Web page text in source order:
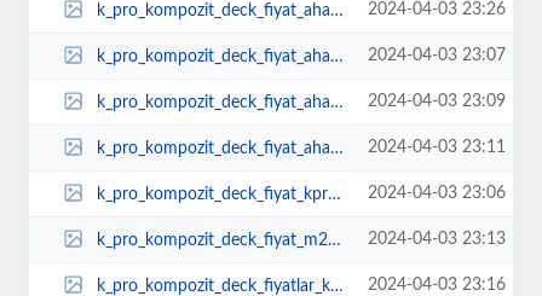
k_pro_kompozit_deck_fiyat_ahap_deck_fiyat.jpg 2024-04-03 23:26
k_pro_kompozit_deck_fiyat_ahap_zemin_kpro.jpg 2024-04-03 23:07
k_pro_kompozit_deck_fiyat_ahap_zemin_kpro_1.jpg 2024-04-03 23:09
k_pro_kompozit_deck_fiyat_ahap_zemin_pro.jpg 2024-04-03 23:11
k_pro_kompozit_deck_fiyat_kpro.jpg 2024-04-03 23:06
k_pro_kompozit_deck_fiyat_m2fiyat_montaj_kpro.jpg 2024-04-03 23:13
k_pro_kompozit_deck_fiyatlar_kpro.jpg 2024-04-03 23:16